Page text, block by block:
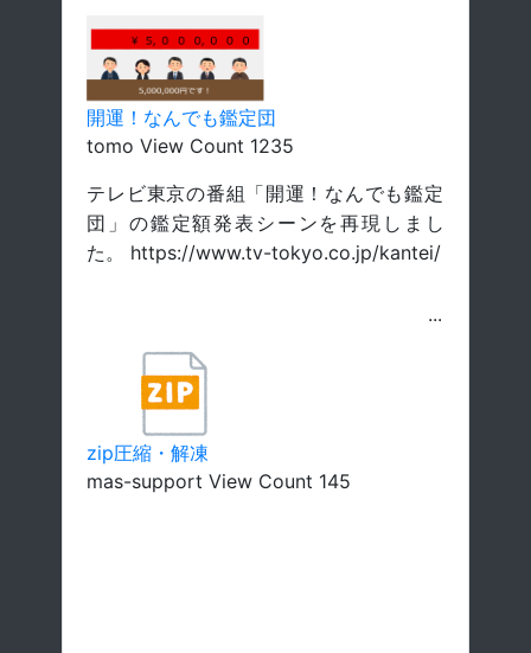
開運！なんでも鑑定団
tomo View Count 1235
テレビ東京の番組「開運！なんでも鑑定
団」の鑑定額発表シーンを再現しまし
た。 https://www.tv-tokyo.co.jp/kantei/
zip圧縮・解凍
mas-support View Count 145